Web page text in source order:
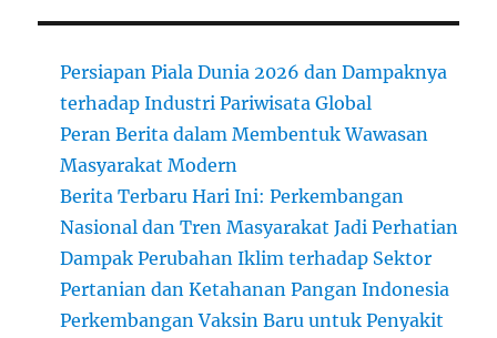
Persiapan Piala Dunia 2026 dan Dampaknya
terhadap Industri Pariwisata Global
Peran Berita dalam Membentuk Wawasan
Masyarakat Modern
Berita Terbaru Hari Ini: Perkembangan
Nasional dan Tren Masyarakat Jadi Perhatian
Dampak Perubahan Iklim terhadap Sektor
Pertanian dan Ketahanan Pangan Indonesia
Perkembangan Vaksin Baru untuk Penyakit